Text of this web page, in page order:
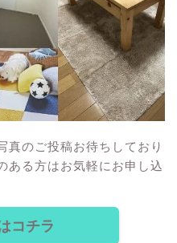
真のご投稿お待ちしており
ある方はお気軽にお申し込
コチラ